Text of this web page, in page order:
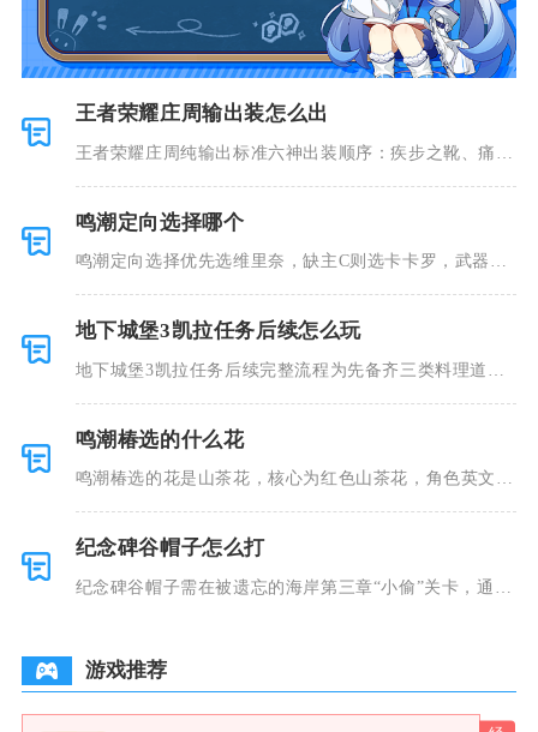
王者荣耀庄周输出装怎么出
王者荣耀庄周纯输出标准六神出装顺序：疾步之靴、痛苦
鸣潮定向选择哪个
鸣潮定向选择优先选维里奈，缺主C则选卡卡罗，武器定
地下城堡3凯拉任务后续怎么玩
地下城堡3凯拉任务后续完整流程为先备齐三类料理道具
鸣潮椿选的什么花
鸣潮椿选的花是山茶花，核心为红色山茶花，角色英文名
纪念碑谷帽子怎么打
纪念碑谷帽子需在被遗忘的海岸第三章“小偷”关卡，通过
游戏推荐